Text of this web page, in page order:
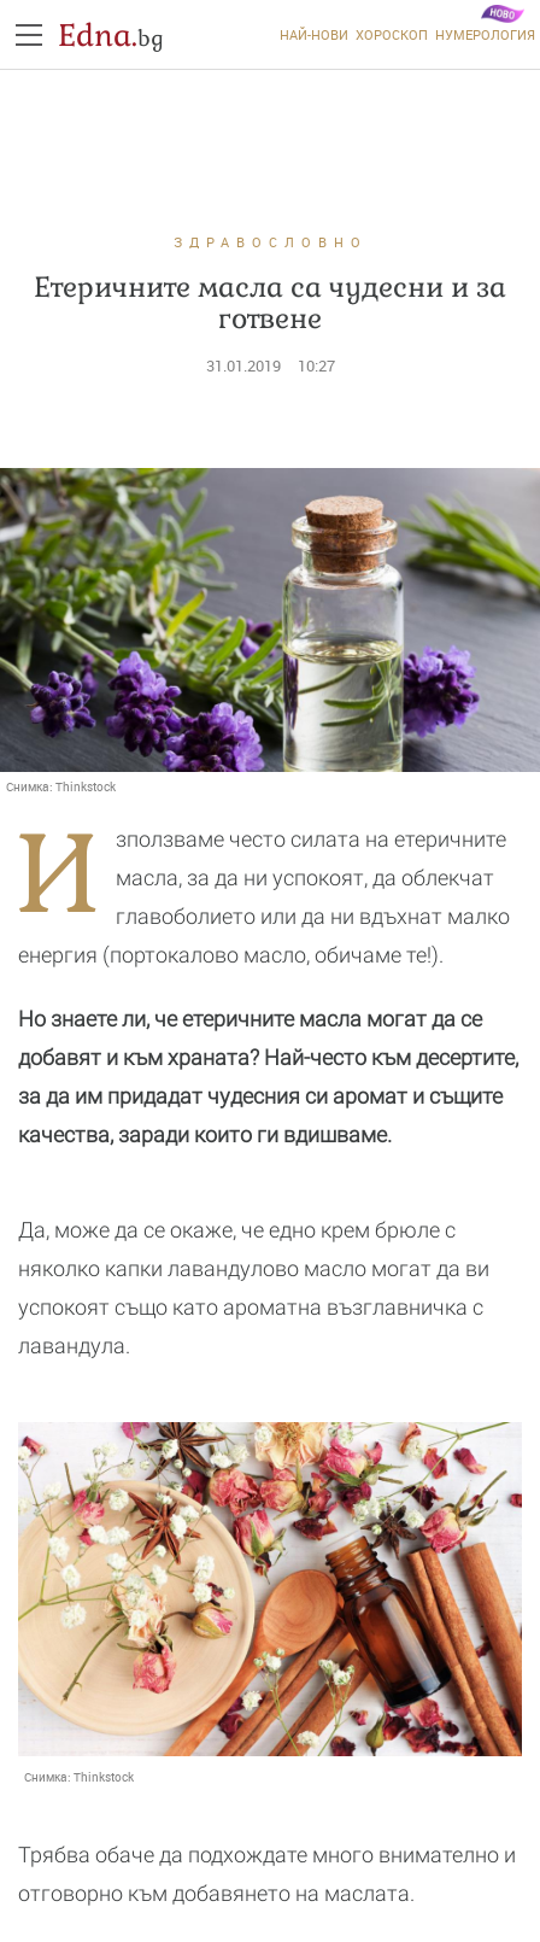
Edna.bg НАЙ-НОВИ ХОРОСКОП НУМЕРОЛОГИЯ
ЗДРАВОСЛОВНО
Етеричните масла са чудесни и за
готвене
31.01.2019 10:27
Снимка: Thinkstock
И
зползваме често силата на етеричните
масла, за да ни успокоят, да облекчат
главоболието или да ни вдъхнат малко
енергия (портокалово масло, обичаме те!).
Но знаете ли, че етеричните масла могат да се
добавят и към храната? Най-често към десертите,
за да им придадат чудесния си аромат и същите
качества, заради които ги вдишваме.
Да, може да се окаже, че едно крем брюле с
няколко капки лавандулово масло могат да ви
успокоят също като ароматна възглавничка с
лавандула.
Снимка: Thinkstock
Трябва обаче да подхождате много внимателно и
отговорно към добавянето на маслата.